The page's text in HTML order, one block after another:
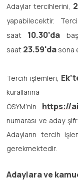
Adaylar tercihlerini,
yapabilecektir.
saat 10.30’da
saat 23.59'da sona
Tercih işlemleri,
ÖSYM’nin https://
numarası ve aday
Adayların tercih
gerekmektedir.
Adaylara ve